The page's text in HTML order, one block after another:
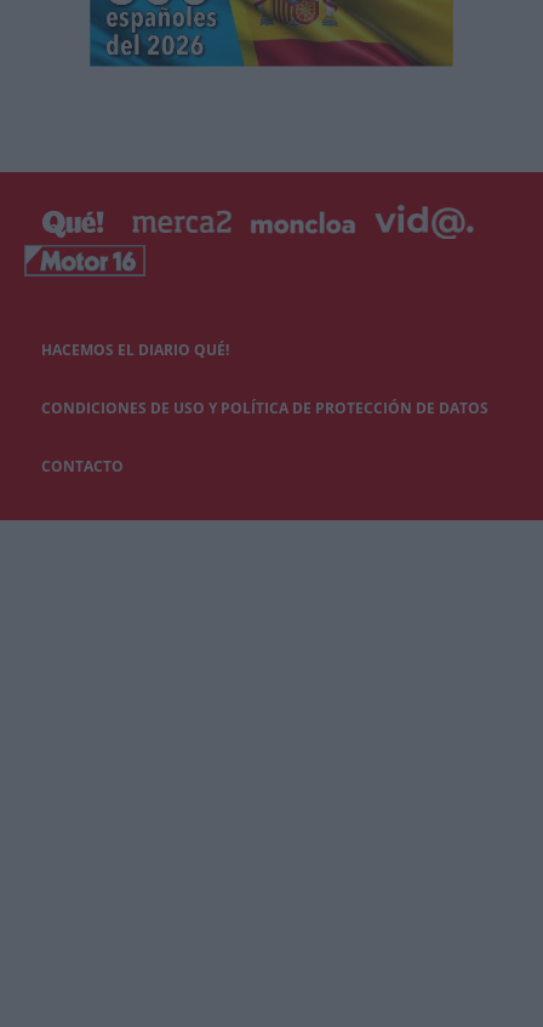
HACEMOS EL DIARIO QUÉ!
CONDICIONES DE USO Y POLÍTICA DE PROTECCIÓN DE DATOS
CONTACTO